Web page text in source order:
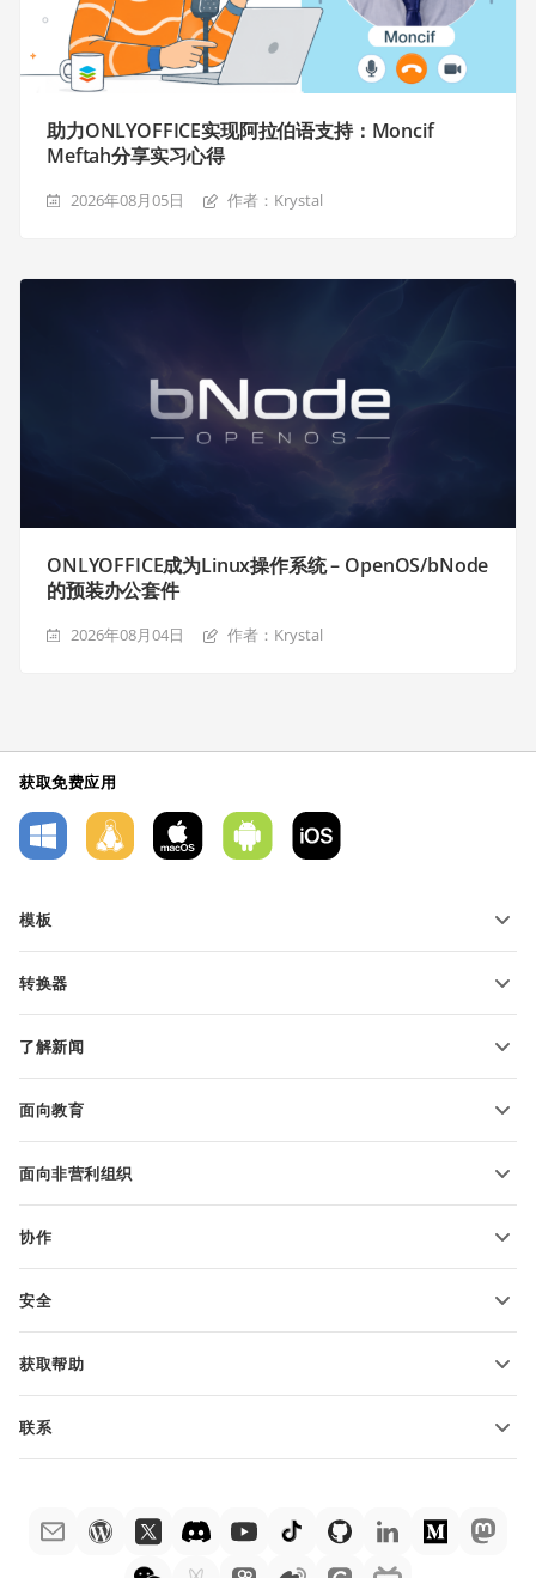
助力ONLYOFFICE实现阿拉伯语支持：Moncif
Meftah分享实习心得
2026年08月05日 作者：Krystal
ONLYOFFICE成为Linux操作系统 – OpenOS/bNode
的预装办公套件
2026年08月04日 作者：Krystal
获取免费应用
模板
文本文档模板
转换器
转换电子表格
了解新闻
面向教育
适用于教育人士
面向非营利组织
申请免费帐户
协作
翻译人员
安全
获取帮助
帮助中心
白皮书
联系
媒体咨询
press@onlyoffice.com